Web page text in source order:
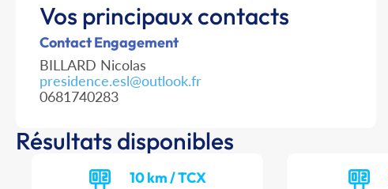
Vos principaux contacts
Contact Engagement
BILLARD Nicolas
presidence.esl@outlook.fr
0681740283
Résultats disponibles
10 km / TCX